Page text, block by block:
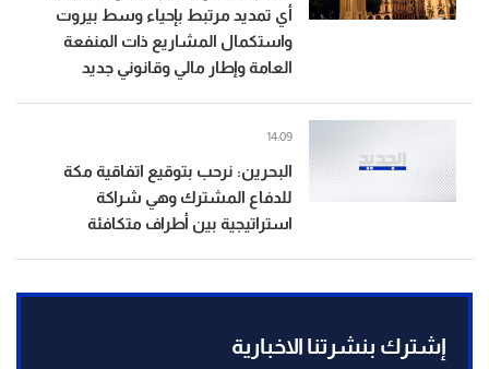
أي تمديد مرتبط بإحياء وسط بيروت
واستكمال المشاريع ذات المنفعة
العامة وإطار مالي وقانوني جديد
البحرين: نرحب بتوقيع اتفاقية مكة
للدفاع المشترك وهي شراكة
استراتيجية بين أطراف متكافئة
14:09
إشترك بنشرتنا الاخبارية